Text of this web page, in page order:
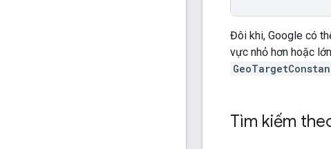
Đôi khi, Google có
vực nhỏ hơn hoặc
Tìm kiếm